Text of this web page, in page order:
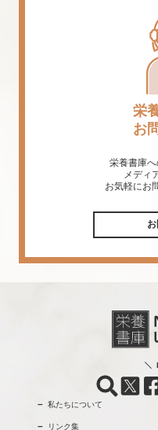
栄
お
栄養書庫へ
メディ
お気軽にお
私たちについて
リンク集